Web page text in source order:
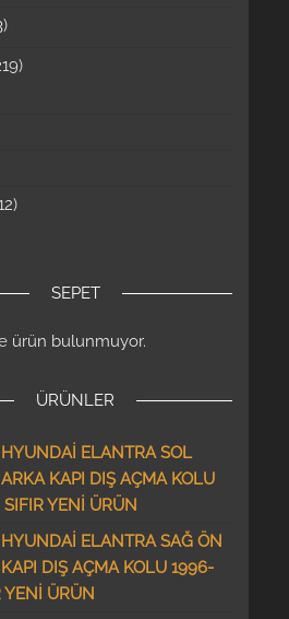
SEPET
ürün bulunmuyor.
ÜRÜNLER
HYUNDAİ ELANTRA SOL
ARKA KAPI DIŞ AÇMA KOLU
YENİ ÜRÜN
HYUNDAİ ELANTRA SAĞ ÖN
KAPI DIŞ AÇMA KOLU 1996-
YENİ ÜRÜN